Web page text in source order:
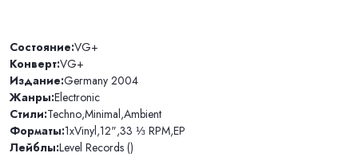
Состояние:VG+
Конверт:VG+
Издание:Germany 2004
Жанры:Electronic
Стили:Techno,Minimal,Ambient
Форматы:1xVinyl,12",33 ⅓ RPM,EP
Лейблы:Level Records ()